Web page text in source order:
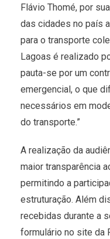
Flávio Thomé, por
das cidades no país
para o transporte
Lagoas é realizado
pauta-se por um
emergencial, o que
necessários em
do transporte.”
A realização da
maior transparência
permitindo a
estruturação. Além
recebidas durante a
formulário no site da